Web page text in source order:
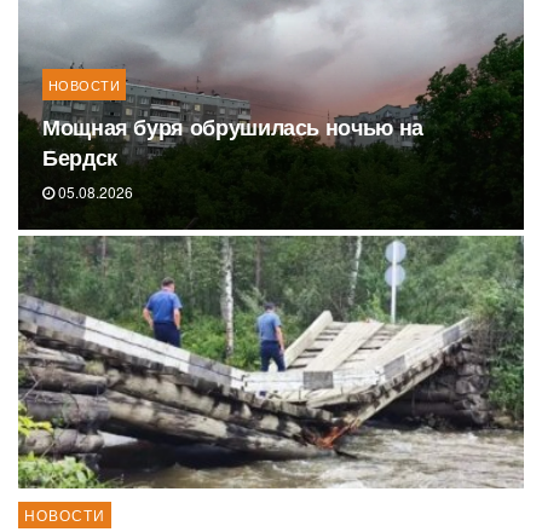
НОВОСТИ
Мощная буря обрушилась ночью на
Бердск
05.08.2026
НОВОСТИ